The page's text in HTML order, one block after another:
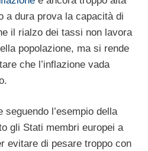
a dura prova la capacità di
il rialzo dei tassi non lavora
popolazione, ma si rende
che l’inflazione vada
l’esempio della
gli Stati membri europei a
evitare di pesare troppo con